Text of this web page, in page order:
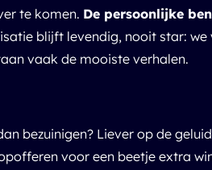
te komen. De persoonlijke
blijft levendig, nooit star: we
vaak de mooiste verhalen.
bezuinigen? Liever op de
voor een beetje extra